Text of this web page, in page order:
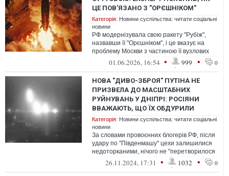
ЦЕ ПОВʼЯЗАНО З "ОРЄШНІКОМ"
Категорія: Новини суспільства: читати соціальні
новини
РФ модернізувала свою ракету "Рубіж",
назвавши її "Орєшніком", і це вказує на
проблему Москви з частиною її вузлових
елементів, які вироблялися на укр...
01.06.2026, 16:54 • 999 • 0
НОВА "ДИВО-ЗБРОЯ" ПУТІНА НЕ
ПРИЗВЕЛА ДО МАСШТАБНИХ
РУЙНУВАНЬ У ДНІПРІ: РОСІЯНИ
ВВАЖАЮТЬ, ЩО ЇХ ОБДУРИЛИ
Категорія: Новини суспільства: читати соціальні
новини
За словами провоєнних блогерів РФ, після
удару по "Південмашу" цехи залишилися
недоторканими, нічого не "перетворилося
на пил". Зазнав пошкодження тіл...
26.11.2024, 17:31 • 1032 • 0